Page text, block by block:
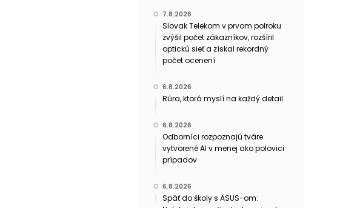
7.8.2026
Slovak Telekom v prvom polroku
zvýšil počet zákazníkov, rozšíril
optickú sieť a získal rekordný
počet ocenení
6.8.2026
Rúra, ktorá myslí na každý detail
6.8.2026
Odborníci rozpoznajú tváre
vytvorené AI v menej ako polovici
prípadov
6.8.2026
Späť do školy s ASUS-om: